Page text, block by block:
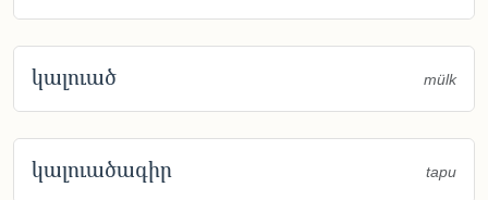
կալուած mülk
կալուածագիր tapu